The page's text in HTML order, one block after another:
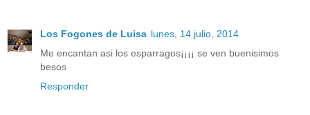
Los Fogones de Luisa lunes, 14 julio, 2014
Me encantan asi los esparragos¡¡¡¡ se ven buenisimos
besos
Responder